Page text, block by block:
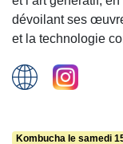
dévoilant ses
et la technologie
Kombucha le samedi